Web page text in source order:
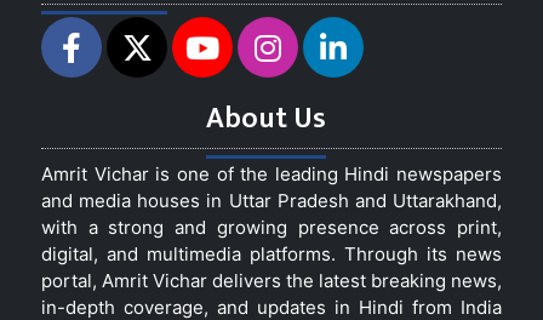
About Us
Amrit Vichar is one of the leading Hindi newspapers
and media houses in Uttar Pradesh and Uttarakhand,
with a strong and growing presence across print,
digital, and multimedia platforms. Through its news
portal, Amrit Vichar delivers the latest breaking news,
in-depth coverage, and updates in Hindi from India